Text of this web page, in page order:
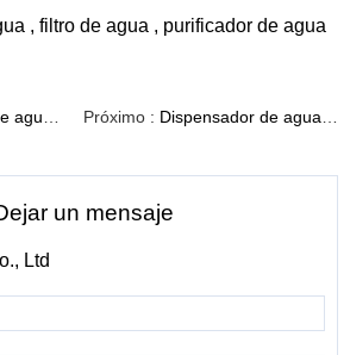
, filtro de agua , purificador de agua
Próximo : Dispensador de agua con cafetera H05K
acero inoxidable H13
un mensaje
Ltd